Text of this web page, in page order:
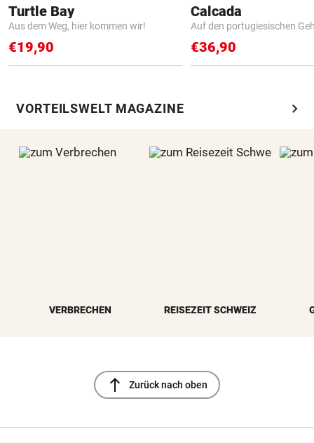
Turtle Bay
Aus dem Weg, hier kommen wir!
€19,90
Calcada
Auf den portugiesischen
€36,90
VORTEILSWELT MAGAZINE chevron_right
VERBRECHEN REISEZEIT SCHWEIZ
north Zurück nach oben